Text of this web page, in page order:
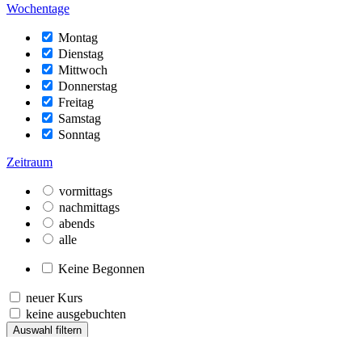
Wochentage
Montag
Dienstag
Mittwoch
Donnerstag
Freitag
Samstag
Sonntag
Zeitraum
vormittags
nachmittags
abends
alle
Keine Begonnen
neuer Kurs
keine ausgebuchten
Auswahl filtern